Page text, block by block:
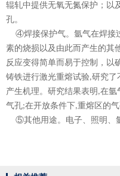
辊轧中提供无氧无氮保护；以
孔。
④焊接保护气。氩气在焊接
素的烧损以及由此而产生的其
反应变得简单而易于控制，以
铸铁进行激光重熔试验,研究了
产生机理。研究结果表明 ,在氩
气孔;在开放条件下,重熔区的
⑤其他用途。电子、照明、